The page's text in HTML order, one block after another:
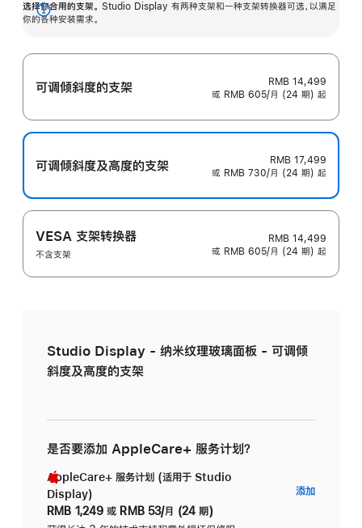
选择你合用的支架。 Studio Display 有两种支架和一种支架转换器可选，以满足
你的各种安装需求。
展
可调倾斜度的支架
RMB 14,499
或 RMB 605/月 (24 期) 起
可调倾斜度及高‍度的支‍架
RMB 17,499
或 RMB 730/月 (24 期) 起
VESA 支架转换器
不含支架
RMB 14,499
或 RMB 605/月 (24 期) 起
Studio Display - 纳米纹理玻璃面板 - 可调倾
斜度及高度的支架
是否要添加 AppleCare+ 服务计划？
AppleCare+ 服务计划 (适用于 Studio
Display)
RMB 1,249 或 RMB 53/月 (24 期)
添加